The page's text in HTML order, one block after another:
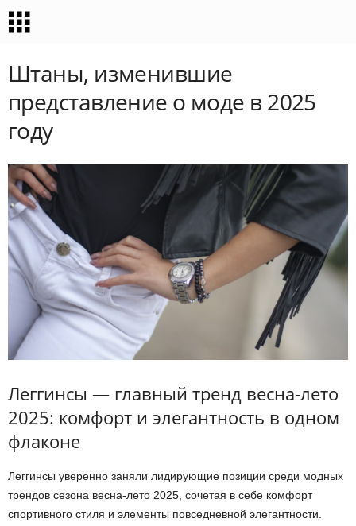
Штаны, изменившие
представление о моде в 2025
году
Леггинсы — главный тренд весна-лето
2025: комфорт и элегантность в одном
флаконе
Леггинсы уверенно заняли лидирующие позиции среди модных
трендов сезона весна-лето 2025, сочетая в себе комфорт
спортивного стиля и элементы повседневной элегантности.